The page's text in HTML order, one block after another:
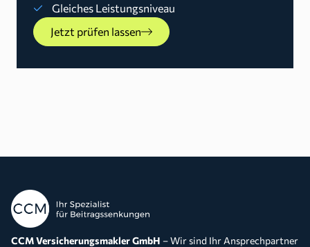
Gleiches Leistungsniveau
Jetzt prüfen lassen
CCM Versicherungsmakler GmbH – Wir sind Ihr Ansprechpartner